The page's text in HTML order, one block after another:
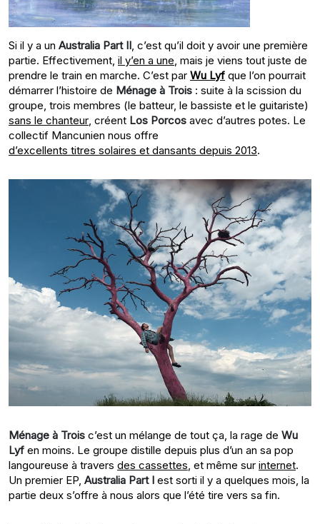
Si il y a un Australia Part II, c’est qu’il doit y avoir une première
partie. Effectivement, il y’en a une, mais je viens tout juste de
prendre le train en marche. C’est par Wu Lyf que l’on pourrait
démarrer l’histoire de Ménage à Trois : suite à la scission du
groupe, trois membres (le batteur, le bassiste et le guitariste)
sans le chanteur, créent Los Porcos avec d’autres potes. Le
collectif Mancunien nous offre
d’excellents titres solaires et dansants depuis 2013.
Ménage à Trois c’est un mélange de tout ça, la rage de Wu
Lyf en moins. Le groupe distille depuis plus d’un an sa pop
langoureuse à travers des cassettes, et même sur internet.
Un premier EP, Australia Part I est sorti il y a quelques mois, la
partie deux s’offre à nous alors que l’été tire vers sa fin.